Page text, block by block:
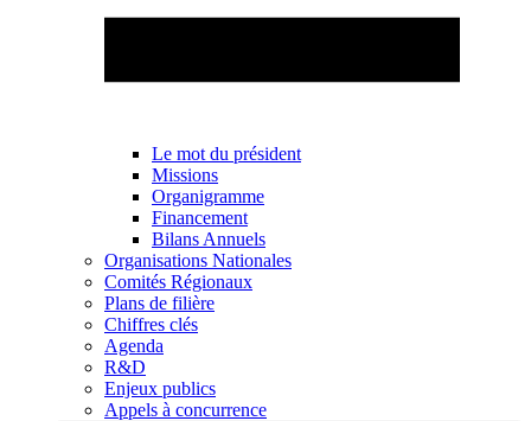
Le mot du président
Missions
Organigramme
Financement
Bilans Annuels
Organisations Nationales
Comités Régionaux
Plans de filière
Chiffres clés
Agenda
R&D
Enjeux publics
Appels à concurrence